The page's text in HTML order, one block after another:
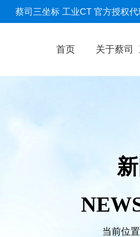
蔡司三坐标 工业CT 官方授权代
首页 关于蔡司
当前位